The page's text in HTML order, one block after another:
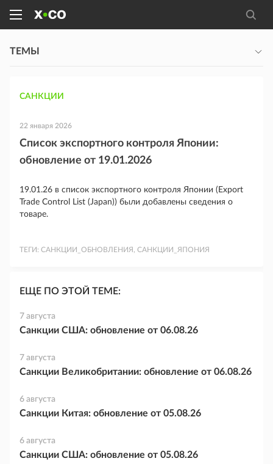
ТЕМЫ
САНКЦИИ
22 января 2026
Список экспортного контроля Японии:
обновление от 19.01.2026
19.01.26 в список экспортного контроля Японии (Export
Trade Control List (Japan)) были добавлены сведения о
товаре.
ТЕГИ: САНКЦИИ_ОБНОВЛЕНИЯ, САНКЦИИ_ЯПОНИЯ
ЕЩЕ ПО ЭТОЙ ТЕМЕ:
7 августа
Санкции США: обновление от 06.08.26
7 августа
Санкции Великобритании: обновление от 06.08.26
6 августа
Санкции Китая: обновление от 05.08.26
6 августа
Санкции США: обновление от 05.08.26